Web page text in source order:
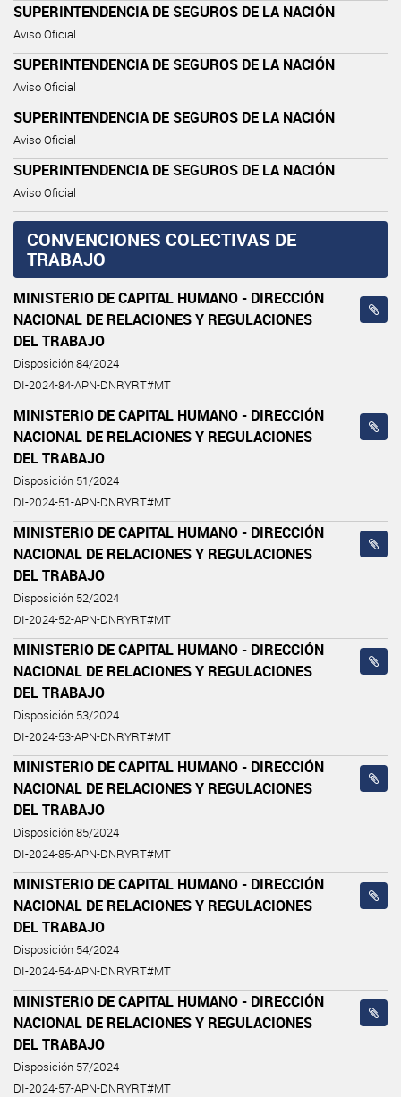
SUPERINTENDENCIA DE SEGUROS DE LA NACIÓN
Aviso Oficial
SUPERINTENDENCIA DE SEGUROS DE LA NACIÓN
Aviso Oficial
SUPERINTENDENCIA DE SEGUROS DE LA NACIÓN
Aviso Oficial
SUPERINTENDENCIA DE SEGUROS DE LA NACIÓN
Aviso Oficial
CONVENCIONES COLECTIVAS DE
TRABAJO
MINISTERIO DE CAPITAL HUMANO - DIRECCIÓN
NACIONAL DE RELACIONES Y REGULACIONES
DEL TRABAJO
Disposición 84/2024
DI-2024-84-APN-DNRYRT#MT
MINISTERIO DE CAPITAL HUMANO - DIRECCIÓN
NACIONAL DE RELACIONES Y REGULACIONES
DEL TRABAJO
Disposición 51/2024
DI-2024-51-APN-DNRYRT#MT
MINISTERIO DE CAPITAL HUMANO - DIRECCIÓN
NACIONAL DE RELACIONES Y REGULACIONES
DEL TRABAJO
Disposición 52/2024
DI-2024-52-APN-DNRYRT#MT
MINISTERIO DE CAPITAL HUMANO - DIRECCIÓN
NACIONAL DE RELACIONES Y REGULACIONES
DEL TRABAJO
Disposición 53/2024
DI-2024-53-APN-DNRYRT#MT
MINISTERIO DE CAPITAL HUMANO - DIRECCIÓN
NACIONAL DE RELACIONES Y REGULACIONES
DEL TRABAJO
Disposición 85/2024
DI-2024-85-APN-DNRYRT#MT
MINISTERIO DE CAPITAL HUMANO - DIRECCIÓN
NACIONAL DE RELACIONES Y REGULACIONES
DEL TRABAJO
Disposición 54/2024
DI-2024-54-APN-DNRYRT#MT
MINISTERIO DE CAPITAL HUMANO - DIRECCIÓN
NACIONAL DE RELACIONES Y REGULACIONES
DEL TRABAJO
Disposición 57/2024
DI-2024-57-APN-DNRYRT#MT